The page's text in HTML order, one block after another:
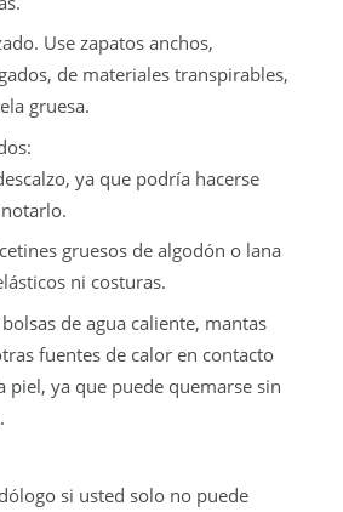
Use zapatos anchos,
de materiales transpirables,
gruesa.
ya que podría hacerse
gruesos de algodón o lana
ni costuras.
de agua caliente, mantas
fuentes de calor en contacto
piel, ya que puede quemarse sin
si usted solo no puede